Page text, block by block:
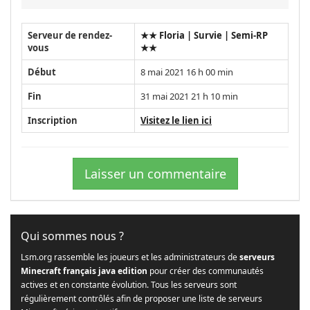
Serveur de rendez-
vous
★★ Floria | Survie | Semi-RP
★★
Début
8 mai 2021 16 h 00 min
Fin
31 mai 2021 21 h 10 min
Inscription
Visitez le lien ici
Laisser un commentaire
Qui sommes nous ?
Lsm.org rassemble les joueurs et les administrateurs deserveurs
Minecraft français java edition pour créer des communautés
actives et en constante évolution. Tous les serveurs sont
régulièrement contrôlés afin de proposer une liste de serveurs